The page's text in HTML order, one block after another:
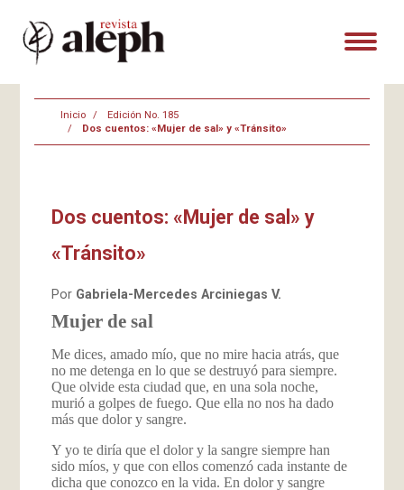
Inicio
Edición No. 185
Dos cuentos: «Mujer de sal» y «Tránsito»
Dos cuentos: «Mujer de sal» y
«Tránsito»
Por Gabriela-Mercedes Arciniegas V.
Mujer de sal
Me dices, amado mío, que no mire hacia atrás, que
no me detenga en lo que se destruyó para siempre.
Que olvide esta ciudad que, en una sola noche,
murió a golpes de fuego. Que ella no nos ha dado
más que dolor y sangre.
Y yo te diría que el dolor y la sangre siempre han
sido míos, y que con ellos comenzó cada instante de
dicha que conozco en la vida. En dolor y sangre